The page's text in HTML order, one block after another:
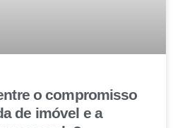
pela doadora,
interesse escuso de frustrar
(TJ-SP – AI:
SP 2059206-
o compromisso
de imóvel e a